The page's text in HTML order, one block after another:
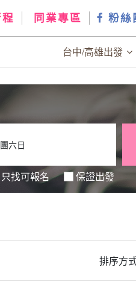
同業專區 粉絲
台中/高雄出發
只找可報名 保證出發
排序方